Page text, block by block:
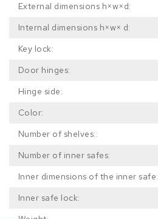
External dimensions h×w×d:
Internal dimensions h×w× d:
Key lock:
Door hinges:
Hinge side:
Color:
Number of shelves::
Number of inner safes:
Inner dimensions of the inner safe:
Inner safe lock: